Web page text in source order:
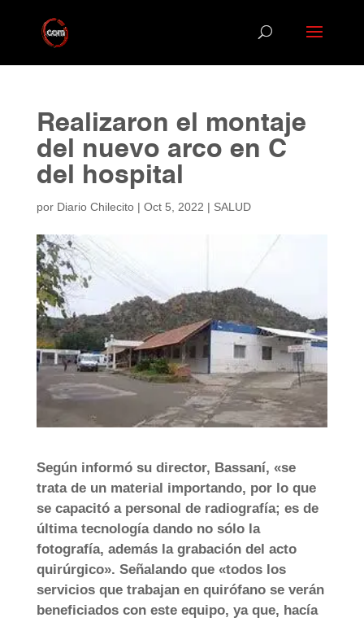
Realizaron el montaje
del nuevo arco en C
del hospital
por Diario Chilecito| Oct 5, 2022 | SALUD
Según informó su director, Bassaní, «se
trata de un material importando, por lo que
se capacitó a personal de radiografía; es de
última tecnología dando no sólo la
fotografía, además la grabación del acto
quirúrgico». Señalando que «todos los
servicios que trabajan en quirófano se verán
beneficiados con este equipo, ya que, hacía